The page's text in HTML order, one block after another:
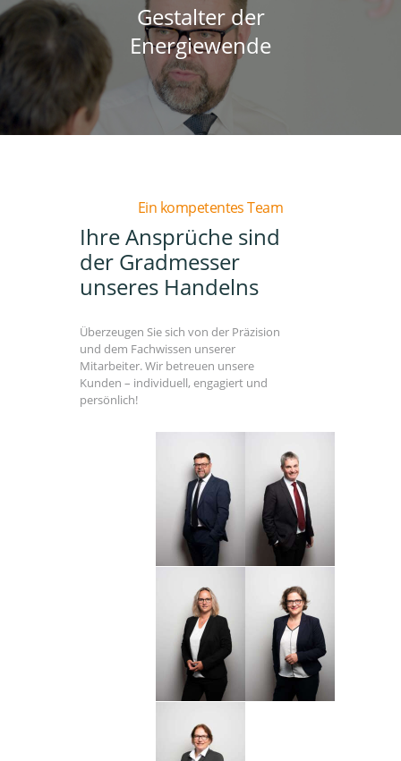
Gestalter der
Energiewende
Ein kompetentes Team
Ihre Ansprüche sind
der Gradmesser
unseres Handelns
Überzeugen Sie sich von der Präzision
und dem Fachwissen unserer
Mitarbeiter. Wir betreuen unsere
Kunden – individuell, engagiert und
persönlich!